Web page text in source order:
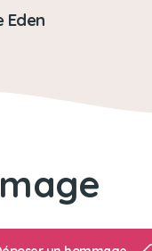
liège
dans le jardin
Eden